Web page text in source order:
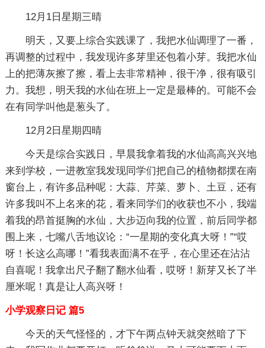
12月1日星期三晴
明天，又要上综合实践课了，我把水仙调理了一番，
再调整的过程中，我发现许多芽里还包着小芽。我把水仙
上的把薄灰擦了擦，看上去非常精神，很干净，很有吸引
力。我想，明天我的水仙在班上一定是最棒的。可能不会
在有同学叫他是葱头了。
12月2日星期四晴
今天是综合实践日，早晨我拿着我的水仙高高兴兴地
来到学校，一进教室我发现同学们把自己的植物都摆在南
窗台上，有许多品种呢：大蒜、芹菜、萝卜、土豆，还有
许多我叫不上名来的花，看来同学们的收获也不小，我端
着我的昂首挺胸的水仙，大步迈向我的位置，前后同学都
围上来，七嘴八舌地议论：“一星期的变化真大呀！”“哎
呀！长这么高哪！”看我表面满不在乎，在心里还在沾沾
自喜呢！我拿出尺子翻了翻水仙看，哎呀！新芽又长了半
厘米呢！真是让人高兴呀！
小学观察日记 篇5
今天的天气怪怪的，才下午两点钟天就突然暗了下